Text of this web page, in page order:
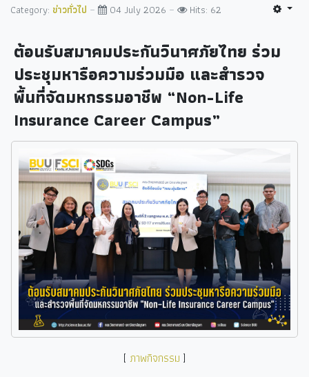
Category: ข่าวทั่วไป 04 July 2026 Hits: 62
ต้อนรับสมาคมประกันวินาศภัยไทย ร่วม
ประชุมหารือความร่วมมือ และสำรวจ
พื้นที่จัดมหกรรมอาชีพ “Non-Life
Insurance Career Campus”
[ ภาพกิจกรรม ]